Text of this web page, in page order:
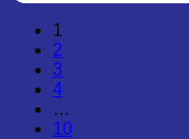
1
2
3
4
…
10